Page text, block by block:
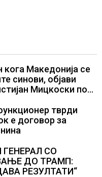
Македонија се
синови, објави
Мицкоски по
десетмината
тврди
е договор за
СО
ДО ТРАМП:
РЕЗУЛТАТИ“